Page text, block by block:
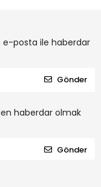
e-posta ile haberdar
Gönder
haberdar olmak
Gönder